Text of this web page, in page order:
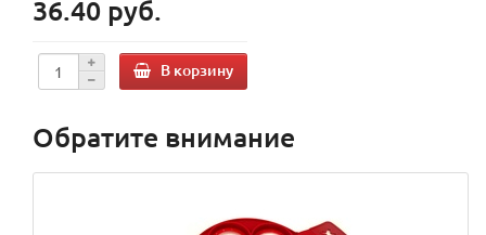
36.40 руб.
В корзину
Обратите внимание